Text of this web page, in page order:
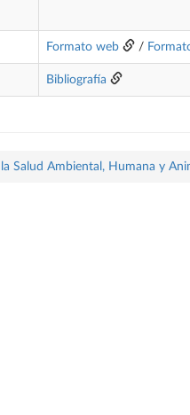
Formato web /
Bibliografía
Salud Ambiental, Humana y